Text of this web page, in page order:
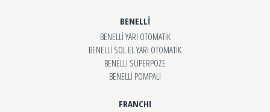
BENELLİ
BENELLİ YARI OTOMATİK
BENELLİ SOL EL YARI OTOMATİK
BENELLİ SÜPERPOZE
BENELLİ POMPALI
FRANCHI